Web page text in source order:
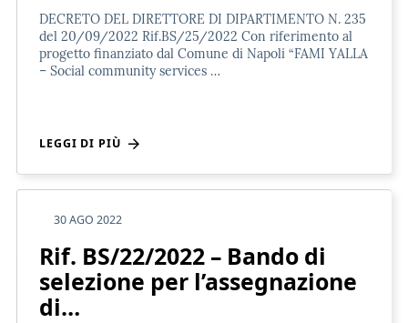
DECRETO DEL DIRETTORE DI DIPARTIMENTO N. 235
del 20/09/2022 Rif.BS/25/2022 Con riferimento al
progetto finanziato dal Comune di Napoli “FAMI YALLA
– Social community services …
LEGGI DI PIÙ
30 AGO 2022
Rif. BS/22/2022 – Bando di
selezione per l’assegnazione
di…